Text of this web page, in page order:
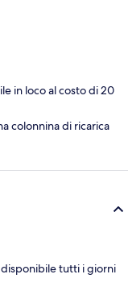
in loco al costo di 20
colonnina di ricarica
tutti i giorni